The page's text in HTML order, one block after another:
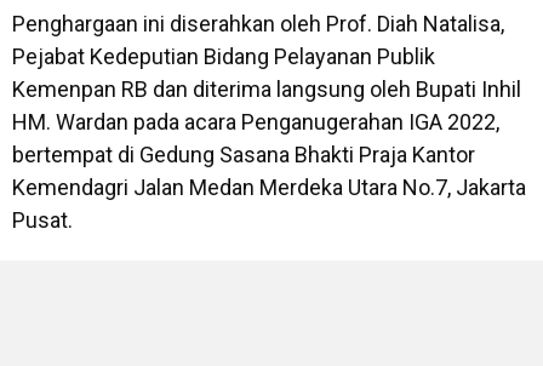
Penghargaan ini diserahkan oleh Prof. Diah Natalisa,
Pejabat Kedeputian Bidang Pelayanan Publik
Kemenpan RB dan diterima langsung oleh Bupati Inhil
HM. Wardan pada acara Penganugerahan IGA 2022,
bertempat di Gedung Sasana Bhakti Praja Kantor
Kemendagri Jalan Medan Merdeka Utara No.7, Jakarta
Pusat.